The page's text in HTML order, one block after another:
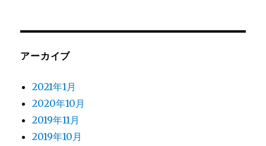
アーカイブ
2021年1月
2020年10月
2019年11月
2019年10月